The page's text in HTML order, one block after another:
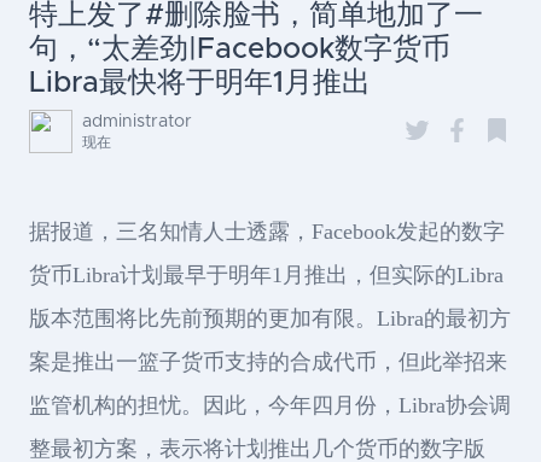
特上发了#删除脸书，简单地加了一
句，“太差劲|Facebook数字货币
Libra最快将于明年1月推出
administrator
现在
据报道，三名知情人士透露，Facebook发起的数字
货币Libra计划最早于明年1月推出，但实际的Libra
版本范围将比先前预期的更加有限。Libra的最初方
案是推出一篮子货币支持的合成代币，但此举招来
监管机构的担忧。因此，今年四月份，Libra协会调
整最初方案，表示将计划推出几个货币的数字版